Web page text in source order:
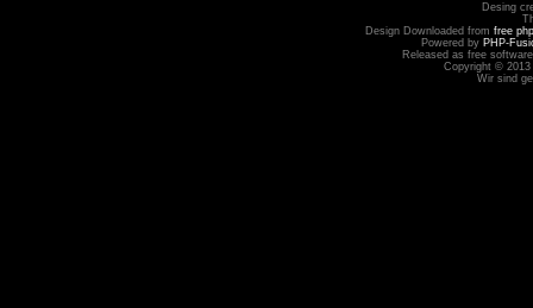
Desing
Design Downloaded from free
Powered by PHP-
Released as free
Copyright ©
Wir sind